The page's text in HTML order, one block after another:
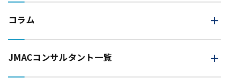
コラム
JMACコンサルタント一覧